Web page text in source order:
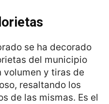
se ha decorado
del municipio
volumen y tiras de
resaltando los
de las mismas. Es el